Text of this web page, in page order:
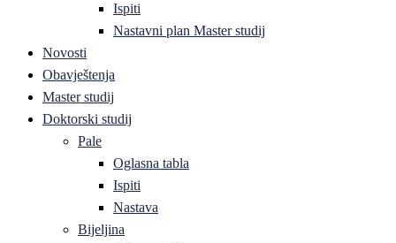
Ispiti
Nastavni plan Master studij
Novosti
Obavještenja
Master studij
Doktorski studij
Pale
Oglasna tabla
Ispiti
Nastava
Bijeljina